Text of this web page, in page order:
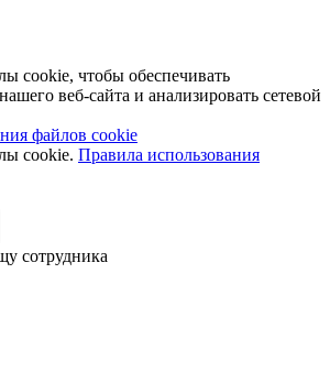
cookie, чтобы обеспечивать
веб-сайта и анализировать сетевой
файлов cookie
cookie. Правила использования
сотрудника